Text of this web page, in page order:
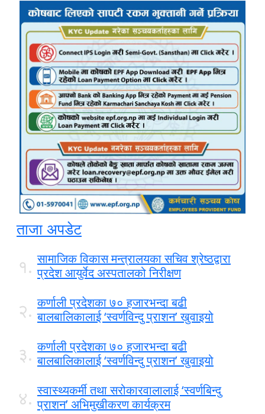
ताजा अपडेट
१. सामाजिक विकास मन्त्रालयका सचिव श्रेष्ठद्वारा
प्रदेश आयुर्वेद अस्पतालको निरीक्षण
२. कर्णाली प्रदेशका ७० हजारभन्दा बढी
बालबालिकालाई ‘स्वर्णविन्दु प्राशन’ खुवाइयो
३. कर्णाली प्रदेशका ७० हजारभन्दा बढी
बालबालिकालाई ‘स्वर्णविन्दु प्राशन’ खुवाइयो
४. स्वास्थ्यकर्मी तथा सरोकारवालालाई ‘स्वर्णबिन्दु
प्राशन’ अभिमुखीकरण कार्यक्रम